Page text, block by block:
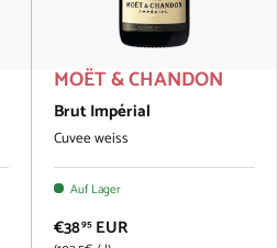
MOËT & CHANDON
Brut Impérial
Cuvee weiss
Auf Lager
€3895 EUR